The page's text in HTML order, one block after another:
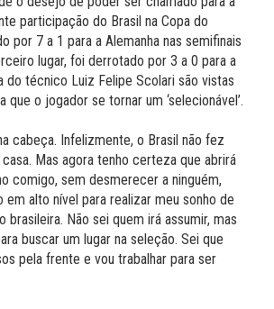
participação do Brasil na Copa do
por 7 a 1 para a Alemanha nas semifinais
lugar, foi derrotado por 3 a 0 para a
do técnico Luiz Felipe Scolari são vistas
que o jogador se tornar um ‘selecionável’.
cabeça. Infelizmente, o Brasil não fez
Mas agora tenho certeza que abrirá
comigo, sem desmerecer a ninguém,
em alto nível para realizar meu sonho de
brasileira. Não sei quem irá assumir, mas
buscar um lugar na seleção. Sei que
pela frente e vou trabalhar para ser